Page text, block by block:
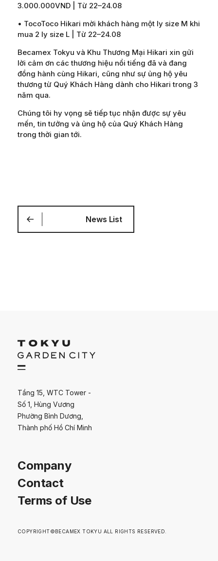
3.000.000VND | Từ 22–24.08
• TocoToco Hikari mời khách hàng một ly size M khi
mua 2 ly size L | Từ 22–24.08
Becamex Tokyu và Khu Thương Mại Hikari xin gửi
lời cảm ơn các thương hiệu nổi tiếng đã và đang
đồng hành cùng Hikari, cũng như sự ủng hộ yêu
thương từ Quý Khách Hàng dành cho Hikari trong 3
năm qua.
Chúng tôi hy vọng sẽ tiếp tục nhận được sự yêu
mến, tin tưởng và ủng hộ của Quý Khách Hàng
trong thời gian tới.
News List
Tầng 15, WTC Tower -
Số 1, Hùng Vương
Phường Bình Dương,
Thành phố Hồ Chí Minh
Company
Contact
Terms of Use
COPYRIGHT©BECAMEX TOKYU ALL RIGHTS RESERVED.